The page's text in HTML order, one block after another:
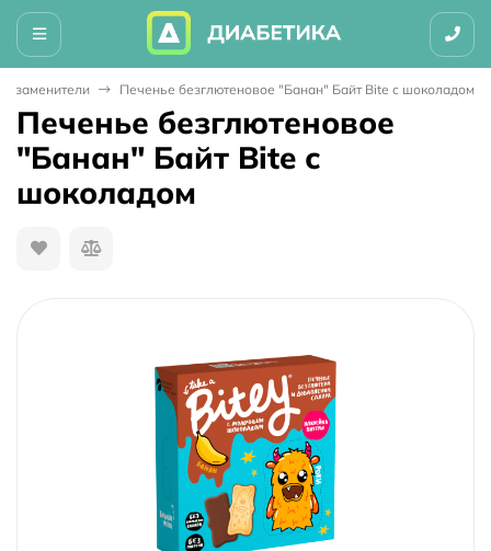
Печенье безглютеновое "Банан" Байт Bite с шоколадом
Печенье безглютеновое
"Банан" Байт Bite с
шоколадом